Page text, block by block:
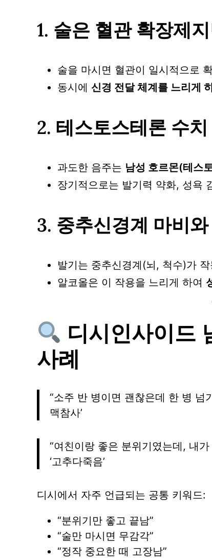
1. 술은 혈관 확장제
술을 마시면 혈관이 일시적으로
동시에 신경 전달 체계를 느리게
2. 테스토스테론 수
과도한 음주는 남성 호르몬(테스
장기적으로는 발기력 약화, 성욕
3. 중추신경계 마비
발기는 중추신경계(뇌, 척수)가
알코올은 이 작용을 느리게 하여
디시인사이드
사례
“소주 반 병이면 괜찮은데 한 병 넘
맥참사’
“여친이랑 좋은 분위기였는데, 내
‘고추다죽음’
디시에서 자주 언급되는 공통 키워드:
“분위기만 좋고 끝남”
“술만 마시면 무감각”
“정작 중요한 때 고장남”